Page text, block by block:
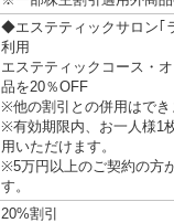
◆エステティックサロン｢
利用
エステティックコース・
品を20％OFF
※他の割引との併用はでき
※有効期限内、お一人様1
用いただけます。
※5万円以上のご契約の方
す。
20%割引